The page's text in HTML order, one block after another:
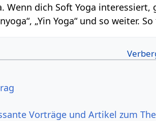
Wenn dich Soft Yoga
„Yin Yoga“ und so weiter.
Vorträge und Artikel zum